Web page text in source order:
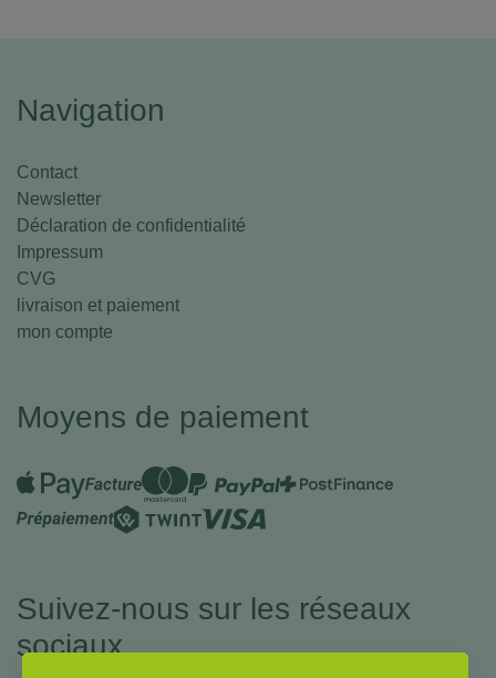
Navigation
Contact
Newsletter
Déclaration de confidentialité
Impressum
CVG
livraison et paiement
mon compte
Moyens de paiement
Suivez-nous sur les réseaux
sociaux